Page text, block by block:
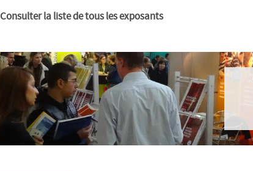
Consulter la liste de tous les exposants